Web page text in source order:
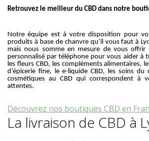
Retrouvez le meilleur du CBD dans notre
Notre équipe est à votre disposition pour
produits à base de chanvre qu’il vous faut à
mais nous somme en mesure de vous offrir
personnalisé par téléphone pour vous aider à
les fleurs CBD, les compléments alimentaires,
d’épicerie fine, le e-liquide CBD, les soins
cosmétiques au CBD qui correspondent à
attentes.
Découvrez nos boutiques CBD en
La livraison de CBD à